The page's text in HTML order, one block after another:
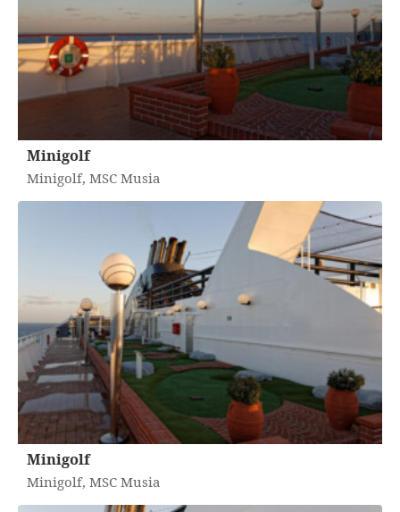
Minigolf
Minigolf, MSC Musia
Minigolf
Minigolf, MSC Musia